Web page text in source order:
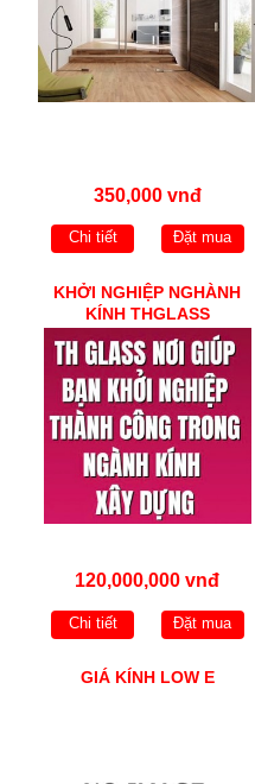
350,000 vnđ
Chi tiết Đặt mua
KHỞI NGHIỆP NGHÀNH
KÍNH THGLASS
120,000,000 vnđ
Chi tiết Đặt mua
GIÁ KÍNH LOW E